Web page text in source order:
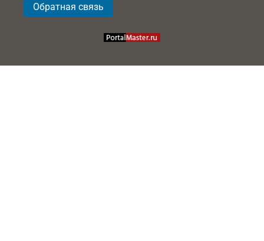
Обратная связь